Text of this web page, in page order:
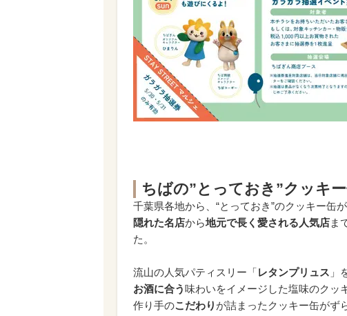
ちばの”とっておき”クッキ
千葉県各地から、“とっておき”のクッキー缶
隠れた名店から地元で長く愛される人気店ま
た。
流山の人気パティスリー「レタンプリュス 」
お酒に合う味わいをイメージした塩味のクッ
作り手のこだわり が詰まったクッキー缶がず